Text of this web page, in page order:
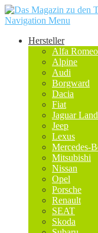
Navigation Menu
Hersteller
Alfa Romeo
Alpine
Audi
Borgward
Dacia
Fiat
Jaguar
Jeep
Lexus
Mercedes-
Mitsubishi
Nissan
Opel
Porsche
Renault
SEAT
Skoda